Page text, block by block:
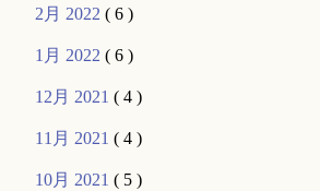
2月 2022( 6 )
1月 2022( 6 )
12月 2021( 4 )
11月 2021( 4 )
10月 2021( 5 )